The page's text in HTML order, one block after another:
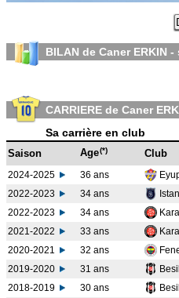
BILAN de Caner ERKIN -
CARRIERE de Caner
Sa carrière en club
Saison Age(*) Club
2024-2025 36 ans
2022-2023
34 ans
2022-2023
34 ans
2021-2022
33 ans
2020-2021
32 ans
2019-2020
31 ans
2018-2019
30 ans